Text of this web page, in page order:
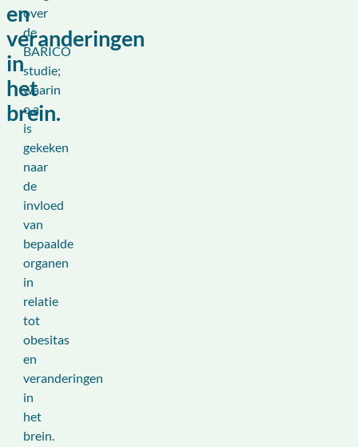
en
veranderingen
in
het
brein.
over
de
BARICO
studie;
waarin
o.a.
is
gekeken
naar
de
invloed
van
bepaalde
organen
in
relatie
tot
obesitas
en
veranderingen
in
het
brein.